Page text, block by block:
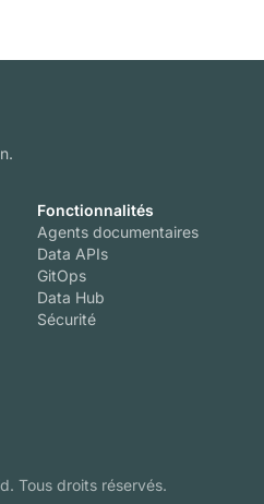
Fonctionnalités
Agents documentaires
Data APIs
GitOps
Data Hub
Sécurité
Tous droits réservés.